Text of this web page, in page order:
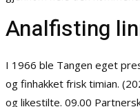
Analfisting
I 1966 ble Tangen eget
og finhakket frisk timian.
og likestilte. 09.00